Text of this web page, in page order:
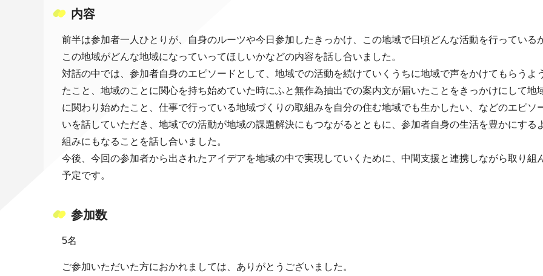
内容
前半は参加者一人ひとりが、自身のルーツや今日参加したきっかけ、この地域で日頃どんな活動を行っている
この地域がどんな地域になっていってほしいかなどの内容を話し合いました。
対話の中では、参加者自身のエピソードとして、地域での活動を続けていくうちに地域で声をかけてもらうよ
たこと、地域のことに関心を持ち始めていた時にふと無作為抽出での案内文が届いたことをきっかけにして地
に関わり始めたこと、仕事で行っている地域づくりの取組みを自分の住む地域でも生かしたい、などのエピソ
いを話していただき、地域での活動が地域の課題解決にもつながるとともに、参加者自身の生活を豊かにする
組みにもなることを話し合いました。
今後、今回の参加者から出されたアイデアを地域の中で実現していくために、中間支援と連携しながら取り組
予定です。
参加数
5名
ご参加いただいた方におかれましては、ありがとうございました。